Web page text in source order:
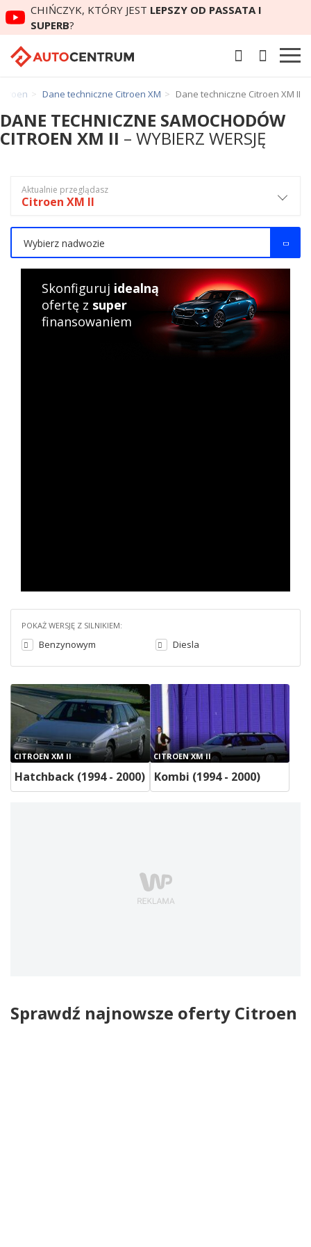
CHIŃCZYK, KTÓRY JEST LEPSZY OD PASSATA I
SUPERB?
Dane techniczne Citroen XM Dane techniczne Citroen XM II
DANE TECHNICZNE SAMOCHODÓW
CITROEN XM II – WYBIERZ WERSJĘ
POKAŻ WERSJĘ Z SILNIKIEM:
Benzynowym Diesla
CITROEN XM II
Hatchback (1994 - 2000)
CITROEN XM II
Kombi (1994 - 2000)
Sprawdź najnowsze oferty Citroen
Aktualnie przeglądasz
Citroen XM II
Wybierz nadwozie
Skonfiguruj idealną
ofertę z super
finansowaniem